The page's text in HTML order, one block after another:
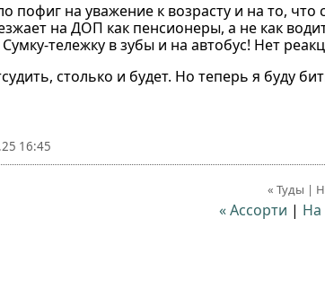
пофиг на уважение к возрасту и на то,
на ДОП как пенсионеры, а не как
тележку в зубы и на автобус! Нет
столько и будет. Но теперь я буду
16:45
« Туды |
« Ассорти | На